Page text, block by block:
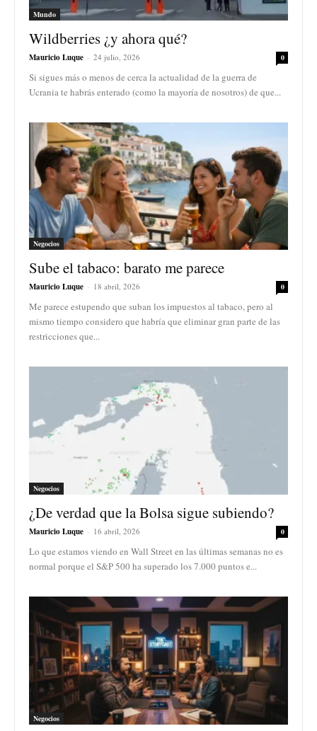
Mundo
Wildberries ¿y ahora qué?
Mauricio Luque - 24 julio, 2026 0
Si sigues más o menos de cerca la actualidad de la guerra de
Ucrania te habrás enterado (como la mayoría de nosotros) de que...
Negocios
Sube el tabaco: barato me parece
Mauricio Luque - 18 abril, 2026 0
Me parece estupendo que suban los impuestos al tabaco, pero al
mismo tiempo considero que habría que eliminar gran parte de las
restricciones que...
Negocios
¿De verdad que la Bolsa sigue subiendo?
Mauricio Luque - 16 abril, 2026 0
Lo que estamos viendo en Wall Street en las últimas semanas no es
normal porque el S&P 500 ha superado los 7.000 puntos e...
Negocios